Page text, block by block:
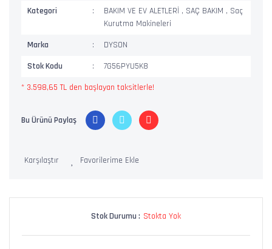
Kategori BAKIM VE EV ALETLERİ , SAÇ BAKIM , Saç
Kurutma Makineleri
Marka
DYSON
Stok Kodu
7G56PYU5K8
* 3.598,65 TL den başlayan taksitlerle!
Bu Ürünü Paylaş
Karşılaştır
Stok Durumu : Stokta Yok